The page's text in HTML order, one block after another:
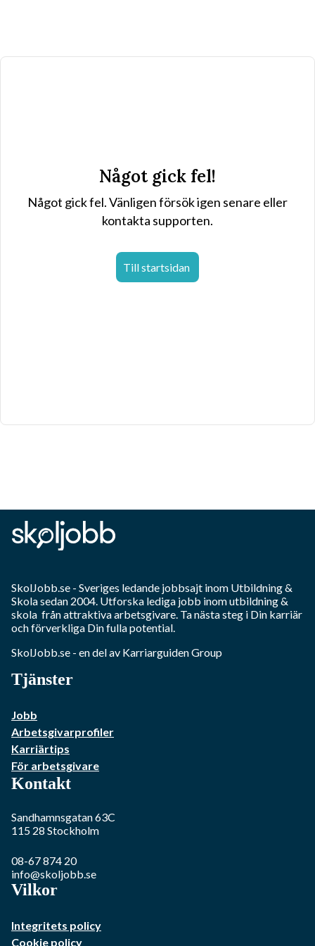
Något gick fel!
Något gick fel. Vänligen försök igen senare eller
kontakta supporten.
Till startsidan
SkolJobb.se - Sveriges ledande jobbsajt inom Utbildning &
Skolasedan 2004. Utforska lediga jobb inomutbildning &
skola från attraktiva arbetsgivare. Ta nästa steg i Din karriär
och förverkliga Din fulla potential.
SkolJobb.se - en del av Karriarguiden Group
Tjänster
Jobb
Arbetsgivarprofiler
Karriärtips
För arbetsgivare
Kontakt
Sandhamnsgatan 63C
115 28 Stockholm
08-67 874 20
info@skoljobb.se
Vilkor
Integritets policy
Cookie policy